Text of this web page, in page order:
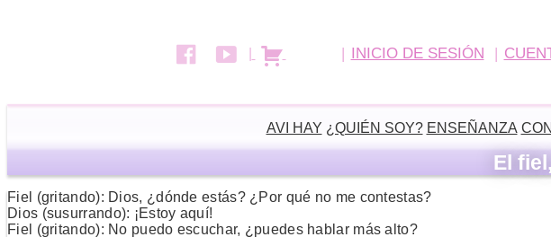
INICIO DE SESIÓN
AVI HAY ¿QUIÉN SOY? ENSEÑANZA
El
Fiel (gritando): Dios, ¿dónde estás? ¿Por qué no me contestas?
Dios (susurrando): ¡Estoy aquí!
Fiel (gritando): No puedo escuchar, ¿puedes hablar más alto?